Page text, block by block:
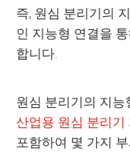
즉, 원심 분리기의
인 지능형 연결을
합니다.
원심 분리기의 지
산업용 원심 분리기
포함하여 몇 가지